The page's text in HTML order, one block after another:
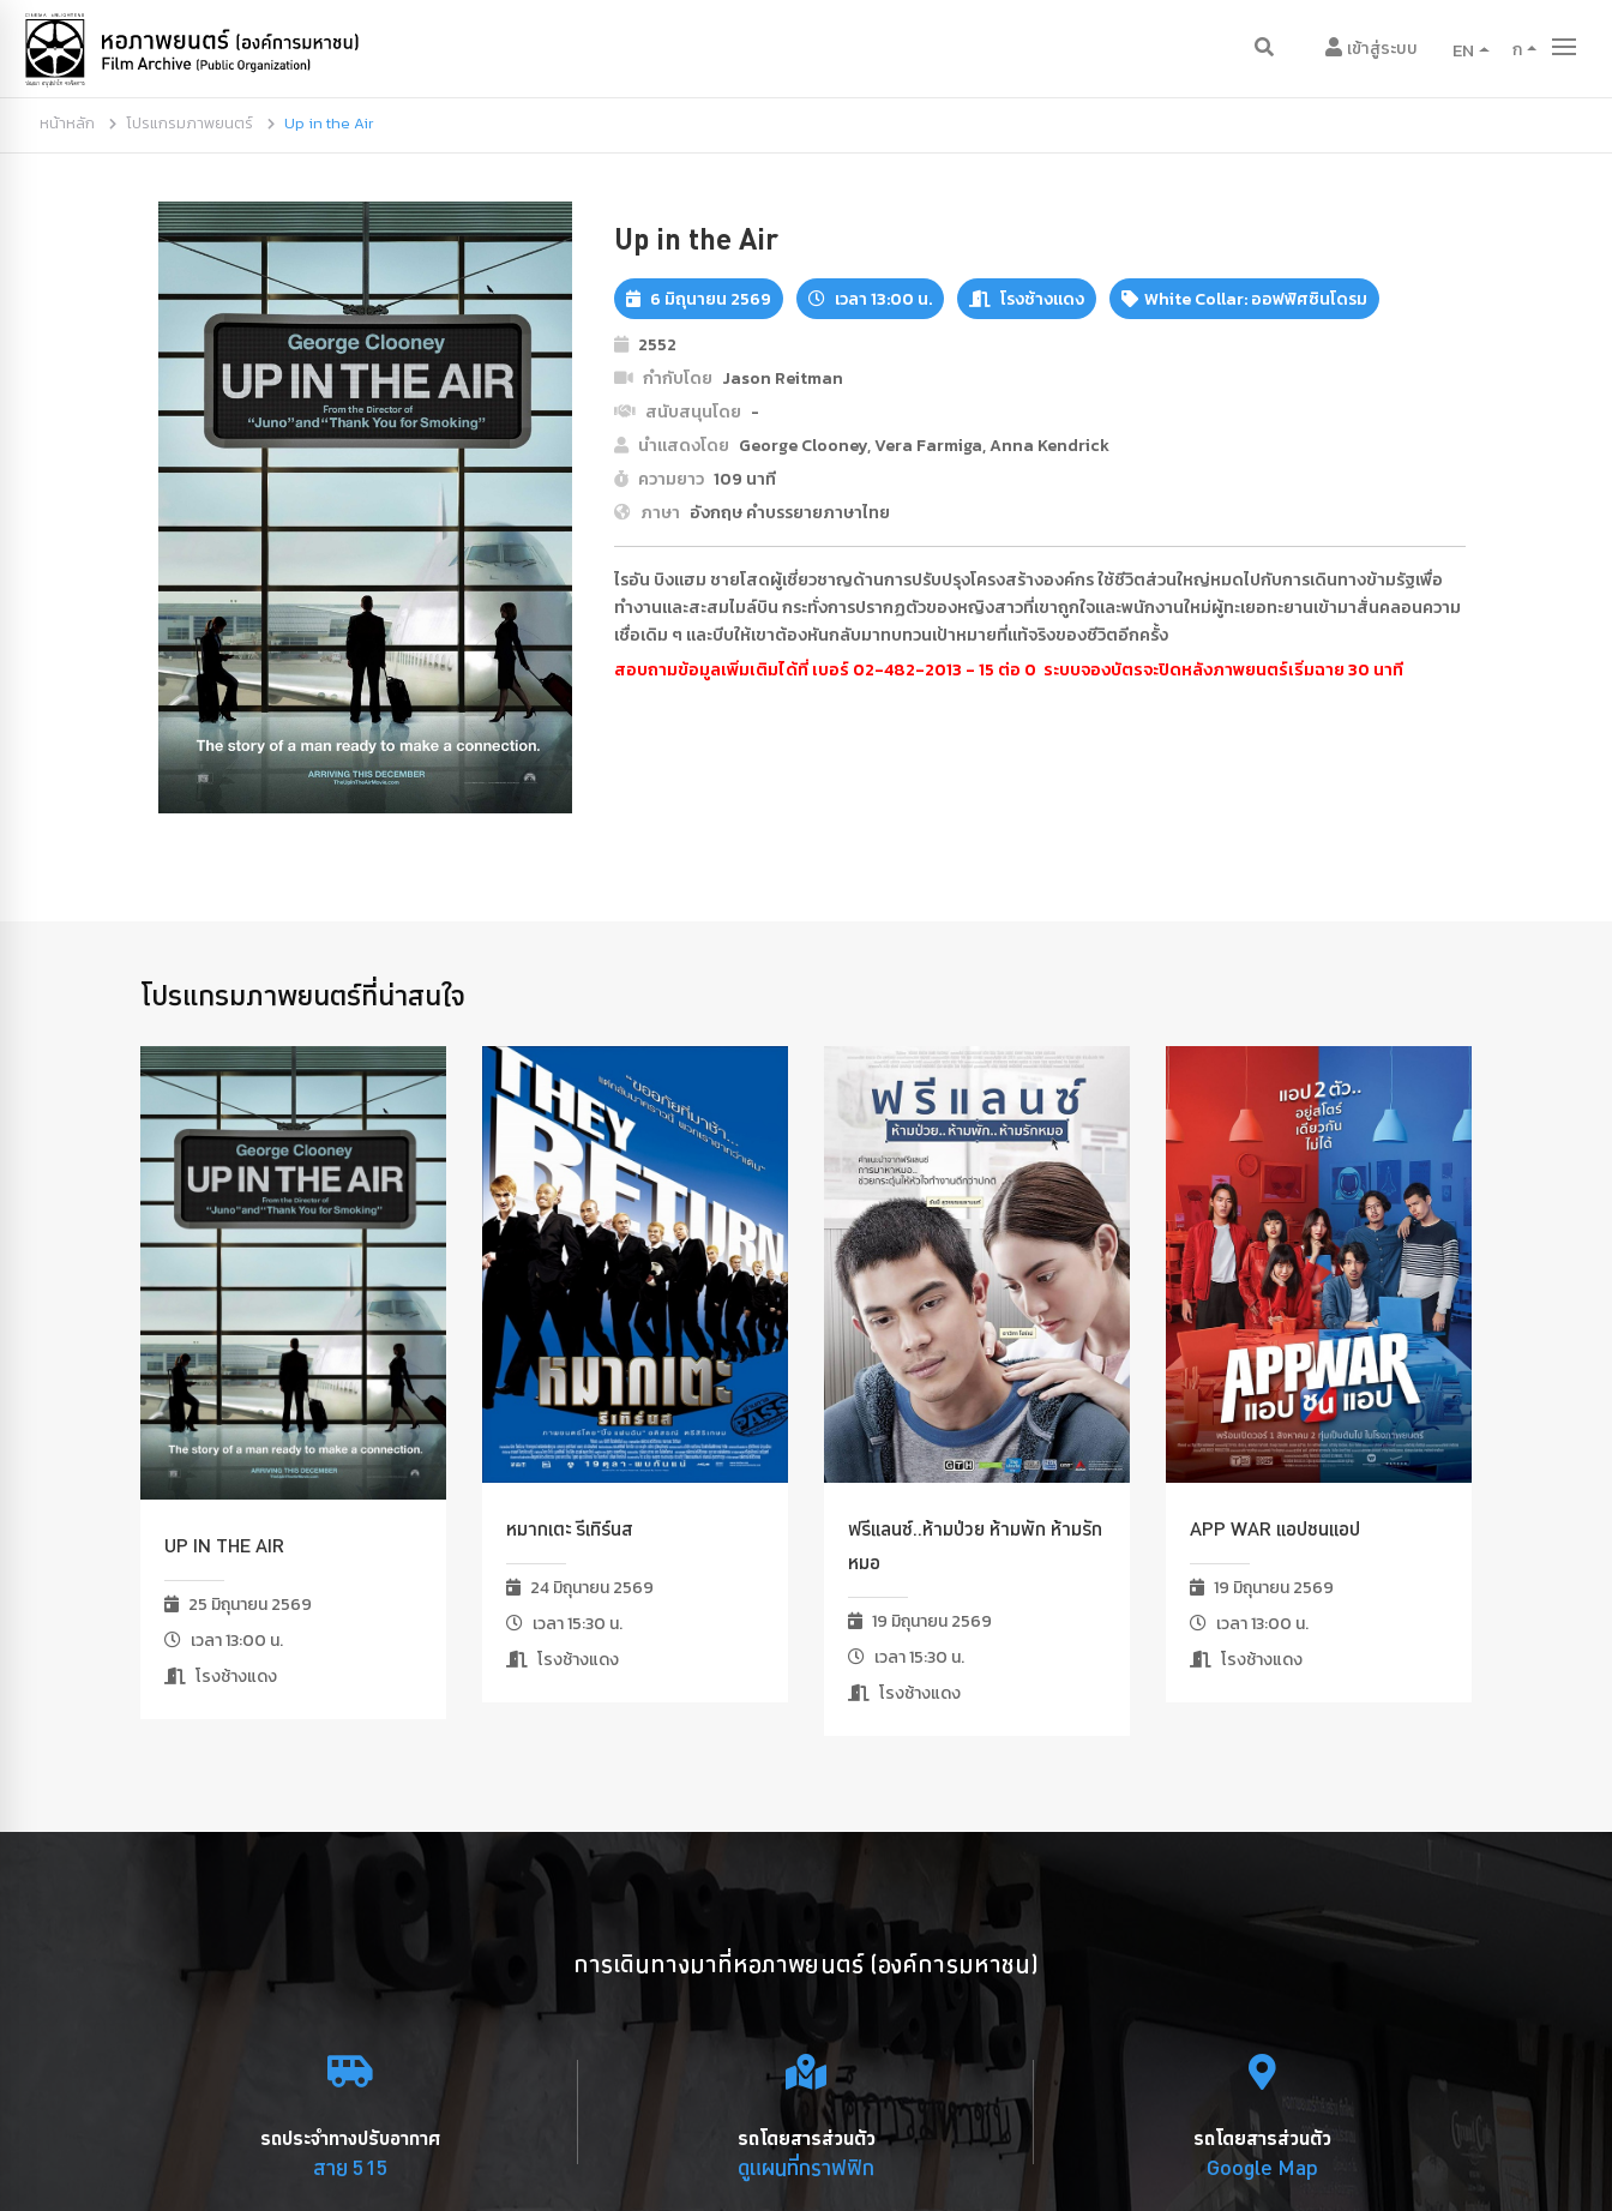
เข้าสู่ระบบ EN ก
หน้าหลัก โปรแกรมภาพยนตร์ Up in the Air
Up in the Air
6 มิถุนายน 2569 เวลา 13:00 น. โรงช้างแดง
White Collar: ออฟฟิศซินโดรม
2552
กำกับโดย Jason Reitman
สนับสนุนโดย -
นำแสดงโดย George Clooney, Vera Farmiga, Anna Kendrick
ความยาว 109 นาที
ภาษา อังกฤษ คำบรรยายภาษาไทย
ไรอัน บิงแฮม ชายโสดผู้เชี่ยวชาญด้านการปรับปรุงโครงสร้างองค์กร ใช้ชีวิตส่วนใหญ่หมดไปกับการเดินทางข้ามรัฐเพื่อ
ทำงานและสะสมไมล์บิน กระทั่งการปรากฏตัวของหญิงสาวที่เขาถูกใจและพนักงานใหม่ผู้ทะเยอทะยานเข้ามาสั่นคลอนความ
เชื่อเดิม ๆ และบีบให้เขาต้องหันกลับมาทบทวนเป้าหมายที่แท้จริงของชีวิตอีกครั้ง
สอบถามข้อมูลเพิ่มเติมได้ที่ เบอร์ 02-482-2013 - 15 ต่อ 0 ระบบจองบัตรจะปิดหลังภาพยนตร์เริ่มฉาย 30 นาที
โปรแกรมภาพยนตร์ที่น่าสนใจ
UP IN THE AIR
25 มิถุนายน 2569
เวลา 13:00 น.
โรงช้างแดง
หมากเตะ รีเทิร์นส
24 มิถุนายน 2569
เวลา 15:30 น.
โรงช้างแดง
ฟรีแลนซ์..ห้ามป่วย ห้ามพัก ห้ามรัก
หมอ
19 มิถุนายน 2569
เวลา 15:30 น.
โรงช้างแดง
APP WAR แอปชนแอป
19 มิถุนายน 2569
เวลา 13:00 น.
โรงช้างแดง
การเดินทางมาที่หอภาพยนตร์ (องค์การมหาชน)
รถประจำทางปรับอากาศ
สาย 515
รถโดยสารส่วนตัว
ดูแผนที่กราฟฟิก
รถโดยสารส่วนตัว
Google Map